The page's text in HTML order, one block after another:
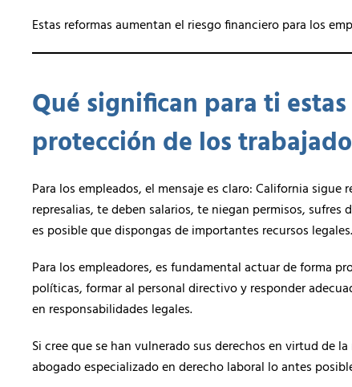
Estas reformas aumentan el riesgo financiero para los
Qué significan para ti
protección de los
Para los empleados, el mensaje es claro: California
represalias, te deben salarios, te niegan permisos,
es posible que dispongas de importantes recursos legales.
Para los empleadores, es fundamental actuar de forma
políticas, formar al personal directivo y responder
en responsabilidades legales.
Si cree que se han vulnerado sus derechos en virtud de
abogado especializado en derecho laboral lo antes